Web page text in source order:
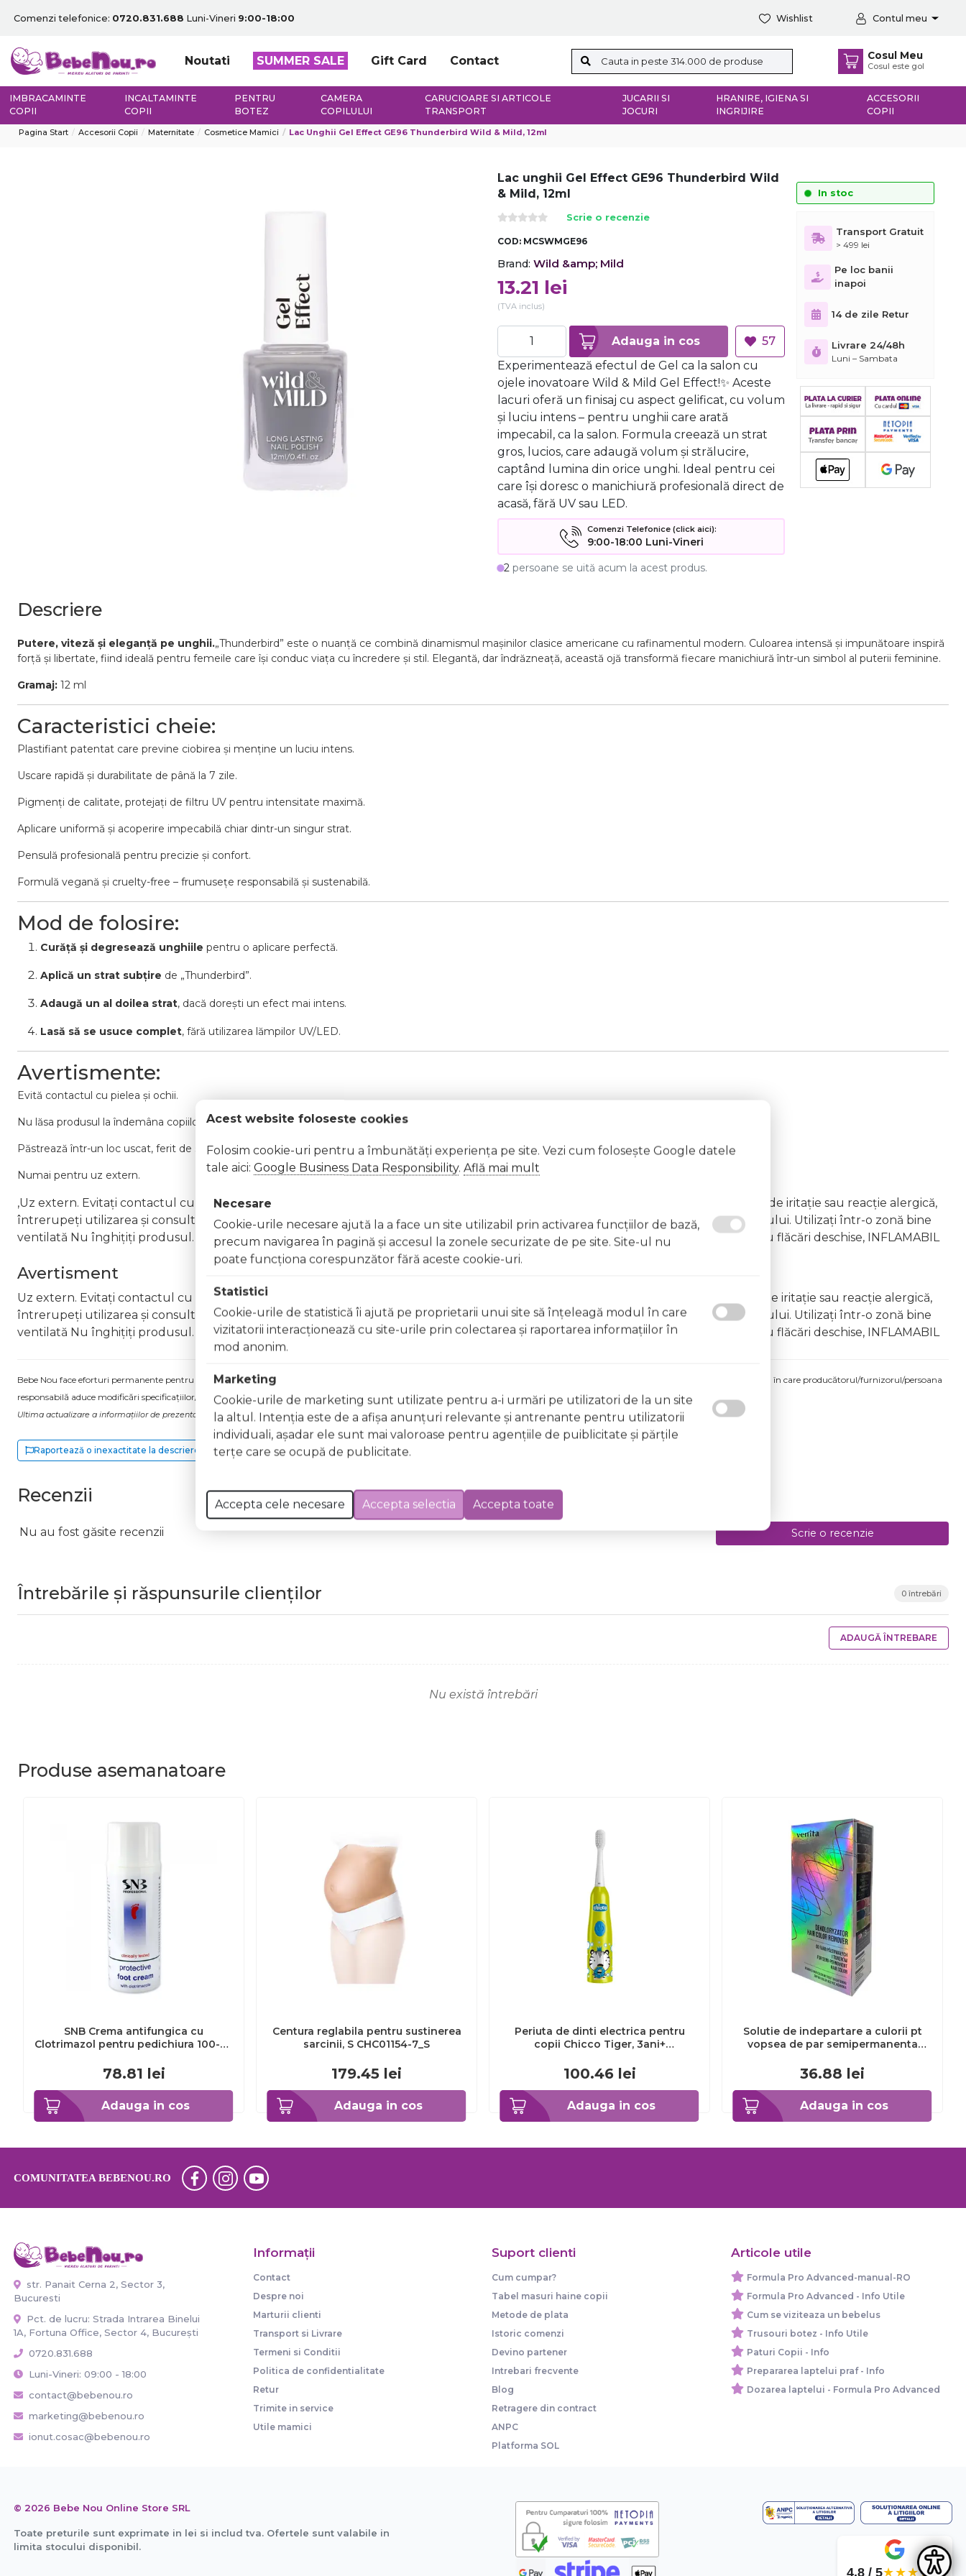
Comenzi telefonice: 0720.831.688 Luni-Vineri 9:00-18:00 Wishlist Contul meu
Noutati SUMMER SALE Gift Card Contact Cosul Meu
Cosul este gol
IMBRACAMINTE
COPII
INCALTAMINTE
COPII
PENTRU
BOTEZ
CAMERA
COPILULUI
CARUCIOARE SI ARTICOLE
TRANSPORT
JUCARII SI
JOCURI
HRANIRE, IGIENA SI
INGRIJIRE
ACCESORII
COPII
Pagina Start Accesorii Copii Maternitate Cosmetice Mamici Lac Unghii Gel Effect GE96 Thunderbird Wild & Mild, 12ml
Lac unghii Gel Effect GE96 Thunderbird Wild
& Mild, 12ml
Scrie o recenzie
COD: MCSWMGE96
Brand: Wild &amp; Mild
13.21 lei
(TVA inclus)
Adauga in cos
57
Experimentează efectul de Gel ca la salon cu
ojele inovatoare Wild & Mild Gel Effect!✨ Aceste
lacuri oferă un finisaj cu aspect gelificat, cu volum
și luciu intens – pentru unghii care arată
impecabil, ca la salon. Formula creează un strat
gros, lucios, care adaugă volum și strălucire,
captând lumina din orice unghi. Ideal pentru cei
care își doresc o manichiură profesională direct de
acasă, fără UV sau LED.
Comenzi Telefonice (click aici):
9:00-18:00 Luni-Vineri
2 persoane se uită acum la acest produs.
In stoc
Transport Gratuit
> 499 lei
Pe loc banii
inapoi
14 de zile Retur
Livrare 24/48h
Luni – Sambata
Descriere
Putere, viteză și eleganță pe unghii.„Thunderbird” este o nuanță ce combină dinamismul mașinilor clasice americane cu rafinamentul modern. Culoarea intensă și impunătoare inspiră
forță și libertate, fiind ideală pentru femeile care își conduc viața cu încredere și stil. Elegantă, dar îndrăzneață, această ojă transformă fiecare manichiură într-un simbol al puterii feminine.
Gramaj: 12 ml
Caracteristici cheie:
Plastifiant patentat care previne ciobirea și menține un luciu intens.
Uscare rapidă și durabilitate de până la 7 zile.
Pigmenți de calitate, protejați de filtru UV pentru intensitate maximă.
Aplicare uniformă și acoperire impecabilă chiar dintr-un singur strat.
Pensulă profesională pentru precizie și confort.
Formulă vegană și cruelty-free – frumusețe responsabilă și sustenabilă.
Mod de folosire:
Curăță și degresează unghiile pentru o aplicare perfectă.
Aplică un strat subțire de „Thunderbird”.
Adaugă un al doilea strat, dacă dorești un efect mai intens.
Lasă să se usuce complet, fără utilizarea lămpilor UV/LED.
Avertismente:
Evită contactul cu pielea și ochii.
Nu lăsa produsul la îndemâna copiilor.
Păstrează într-un loc uscat, ferit de soare și surse de căldură.
Numai pentru uz extern.
,Uz extern. Evitați contactul cu ochii. În caz de contact, clătiți imediat cu apă din abundență A nu se lăsa la îndemâna copiilor În caz de iritație sau reacție alergică,
întrerupeți utilizarea și consultați un specialist Nu aplicați lacul pe unghii deteriorate sau fragile Evitați inhalarea vapourilor produsului. Utilizați într-o zonă bine
ventilată Nu înghițiți produsul. În caz de ingerare accidentală, consultați imediat un medic Evitați expunerea la surse de căldură sau flăcări deschise, INFLAMABIL
Avertisment
Uz extern. Evitați contactul cu ochii. În caz de contact, clătiți imediat cu apă din abundențăA nu se lăsa la îndemâna copiilor În caz de iritație sau reacție alergică,
întrerupeți utilizarea și consultați un specialist Nu aplicați lacul pe unghii deteriorate sau fragile Evitați inhalarea vapourilor produsului. Utilizați într-o zonă bine
ventilată Nu înghițiți produsul. În caz de ingerare accidentală, consultați imediat un medic Evitați expunerea la surse de căldură sau flăcări deschise, INFLAMABIL
Bebe Nou face eforturi permanente pentru a păstra informațiile actualizate. Excepții pentru care informațiile prezentate pot fi diferite față de cele ale produsului comandat pot fi acelea în care producătorul/furnizorul/persoana
responsabilă aduce modificări specificațiilor/etichetei acestuia, fără a ne informa în prealabil. În cazul apariției unor diferențe, prevalează informația de pe etichetele produsului fizic.
Ultima actualizare a informațiilor de prezentare pentru Lac unghii Gel Effect GE96 Thunderbird Wild & Mild, 12ml a fost efectuată la data de 10.08.2026
Raportează o inexactitate la descriere
Recenzii
Nu au fost găsite recenzii Scrie o recenzie
Întrebările și răspunsurile clienților 0 întrebări
ADAUGĂ ÎNTREBARE
Nu există întrebări
Produse asemanatoare
Adauga in cos
SNB Crema antifungica cu
Clotrimazol pentru pedichiura 100-ml
78.81 lei
Adauga in cos
Centura reglabila pentru sustinerea
sarcinii, S CHC01154-7_S
179.45 lei
Adauga in cos
Periuta de dinti electrica pentru
copii Chicco Tiger, 3ani+
100.46 lei
Adauga in cos
Solutie de indepartare a culorii pt
vopsea de par semipermanenta
ml
36.88 lei
COMUNITATEA BEBENOU.RO
str. Panait Cerna 2, Sector 3,
Bucuresti
Pct. de lucru: Strada Intrarea Binelui
1A, Fortuna Office, Sector 4, București
0720.831.688
Luni-Vineri: 09:00 - 18:00
contact@bebenou.ro
marketing@bebenou.ro
ionut.cosac@bebenou.ro
Informaţii
Contact
Despre noi
Marturii clienti
Transport si Livrare
Termeni si Conditii
Politica de confidentialitate
Retur
Trimite in service
Utile mamici
Suport clienti
Cum cumpar?
Tabel masuri haine copii
Metode de plata
Istoric comenzi
Devino partener
Intrebari frecvente
Blog
Retragere din contract
ANPC
Platforma SOL
Articole utile
Formula Pro Advanced-manual-RO
Formula Pro Advanced - Info Utile
Cum se viziteaza un bebelus
Trusouri botez - Info Utile
Paturi Copii - Info
Prepararea laptelui praf - Info
Dozarea laptelui - Formula Pro Advanced
© 2026 Bebe Nou Online Store SRL
Toate preturile sunt exprimate in lei si includ tva. Ofertele sunt valabile in
limita stocului disponibil.
4.8 / 5★★★★★
Acest website foloseste cookies
Folosim cookie-uri pentru a îmbunătăți experiența pe site. Vezi cum folosește Google datele
tale aici: Google Business Data Responsibility. Află mai mult
Necesare
Cookie-urile necesare ajută la a face un site utilizabil prin activarea funcţiilor de bază,
precum navigarea în pagină şi accesul la zonele securizate de pe site. Site-ul nu
poate funcţiona corespunzător fără aceste cookie-uri.
Statistici
Cookie-urile de statistică îi ajută pe proprietarii unui site să înţeleagă modul în care
vizitatorii interacţionează cu site-urile prin colectarea şi raportarea informaţiilor în
mod anonim.
Marketing
Cookie-urile de marketing sunt utilizate pentru a-i urmări pe utilizatori de la un site
la altul. Intenţia este de a afişa anunţuri relevante şi antrenante pentru utilizatorii
individuali, aşadar ele sunt mai valoroase pentru agenţiile de puiblicitate şi părţile
terţe care se ocupă de publicitate.
Accepta cele necesare Accepta selectia Accepta toate